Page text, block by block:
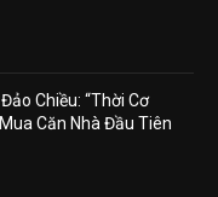
Chiều: “Thời Cơ
Căn Nhà Đầu Tiên